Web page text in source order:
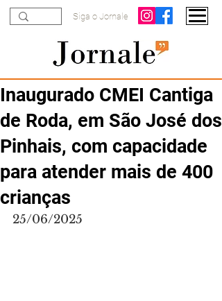
Siga o Jornale
Inaugurado CMEI Cantiga
de Roda, em São José dos
Pinhais, com capacidade
para atender mais de 400
crianças
25/06/2025